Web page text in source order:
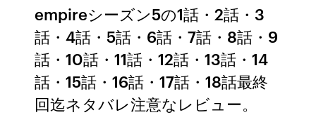
empireシーズン5の1話・2話・3
話・4話・5話・6話・7話・8話・9
話・10話・11話・12話・13話・14
話・15話・16話・17話・18話最終
回迄ネタバレ注意なレビュー。